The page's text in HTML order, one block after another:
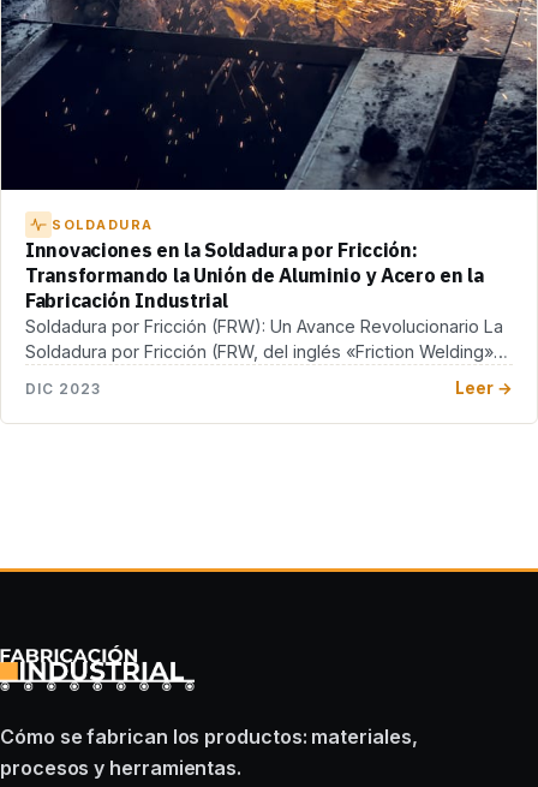
SOLDADURA
Innovaciones en la Soldadura por Fricción:
Transformando la Unión de Aluminio y Acero en la
Fabricación Industrial
Soldadura por Fricción (FRW): Un Avance Revolucionario La
Soldadura por Fricción (FRW, del inglés «Friction Welding»),
DIC 2023 Leer →
Cómo se fabrican los productos: materiales,
procesos y herramientas.